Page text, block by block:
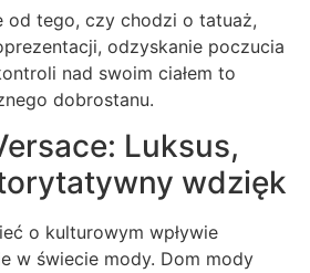
od tego, czy chodzi o tatuaż,
odzyskanie poczucia
nad swoim ciałem to
dobrostanu.
Luksus,
wdzięk
o kulturowym wpływie
w świecie mody. Dom mody